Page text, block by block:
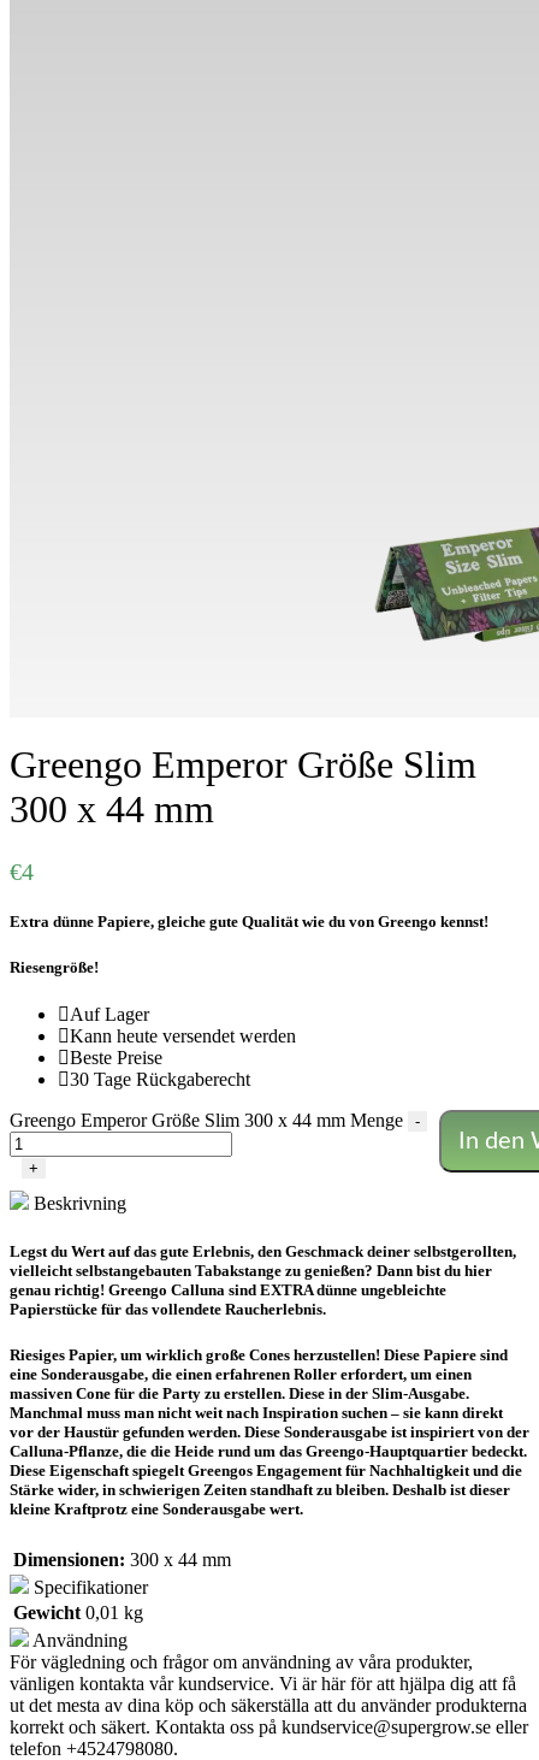
Greengo Emperor Größe Slim
300 x 44 mm
€4
Extra dünne Papiere, gleiche gute Qualität wie du von Greengo kennst!
Riesengröße!
Auf Lager
Kann heute versendet werden
Beste Preise
30 Tage Rückgaberecht
Greengo Emperor Größe Slim 300 x 44 mm Menge
-
+
In den
Beskrivning
Legst du Wert auf das gute Erlebnis, den Geschmack deiner selbstgerollten,
vielleicht selbstangebauten Tabakstange zu genießen? Dann bist du hier
genau richtig! Greengo Calluna sind EXTRA dünne ungebleichte
Papierstücke für das vollendete Raucherlebnis.
Riesiges Papier, um wirklich große Cones herzustellen! Diese Papiere sind
eine Sonderausgabe, die einen erfahrenen Roller erfordert, um einen
massiven Cone für die Party zu erstellen. Diese in der Slim-Ausgabe.
Manchmal muss man nicht weit nach Inspiration suchen – sie kann direkt
vor der Haustür gefunden werden. Diese Sonderausgabe ist inspiriert von der
Calluna-Pflanze, die die Heide rund um das Greengo-Hauptquartier bedeckt.
Diese Eigenschaft spiegelt Greengos Engagement für Nachhaltigkeit und die
Stärke wider, in schwierigen Zeiten standhaft zu bleiben. Deshalb ist dieser
kleine Kraftprotz eine Sonderausgabe wert.
Dimensionen: 300 x 44 mm
Specifikationer
Gewicht 0,01 kg
Användning
För vägledning och frågor om användning av våra produkter,
vänligen kontakta vår kundservice. Vi är här för att hjälpa dig att få
ut det mesta av dina köp och säkerställa att du använder produkterna
korrekt och säkert. Kontakta oss på kundservice@supergrow.se eller
telefon +4524798080.